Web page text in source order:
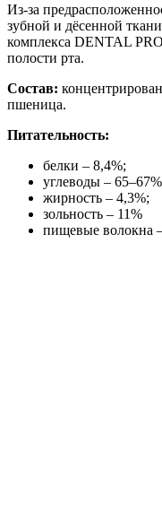
Из-за
зубной и дёсенной
комплекса DENTAL
полости рта.
Состав:
пшеница.
Питательность:
белки – 8,4%;
углеводы –
жирность – 4,3%;
зольность – 11%
пищевые волокна